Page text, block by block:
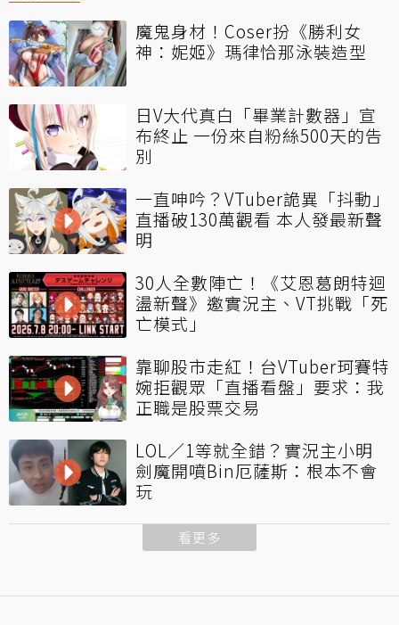
魔鬼身材！Coser扮《勝利女
神：妮姬》瑪律恰那泳裝造型
日V大代真白「畢業計數器」宣
布終止 一份來自粉絲500天的告
別
一直呻吟？VTuber詭異「抖動」
直播破130萬觀看 本人發最新聲
明
30人全數陣亡！《艾恩葛朗特迴
盪新聲》邀實況主、VT挑戰「死
亡模式」
靠聊股市走紅！台VTuber珂賽特
婉拒觀眾「直播看盤」要求：我
正職是股票交易
LOL／1等就全錯？實況主小明
劍魔開噴Bin厄薩斯：根本不會
玩
看更多